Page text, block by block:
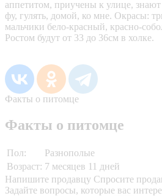
аппетитом, приучены к улице,
фу, гулять, домой, ко мне. Окрасы:
мальчики бело-красный, красно-
Ростом будут от 33 до 36см в холке.
Факты о питомце
Факты о питомце
Пол:
Разнополые
Возраст: 7 месяцев 11 дней
Напишите продавцу Спросите
Задайте вопросы, которые вас